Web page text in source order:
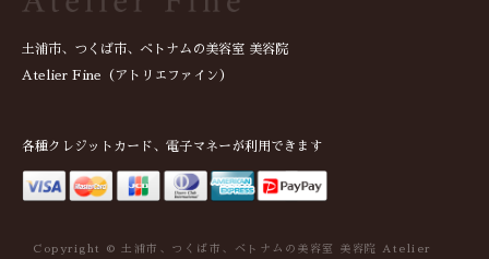
土浦市、つくば市、ベトナムの美容室 美容院
Atelier Fine（アトリエファイン）
各種クレジットカード、電子マネーが利用できます
Copyright © 土浦市、つくば市、ベトナムの美容室 美容院 Atelier